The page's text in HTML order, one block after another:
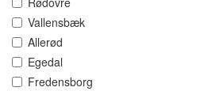
Vallensbæk
Allerød
Egedal
Fredensborg